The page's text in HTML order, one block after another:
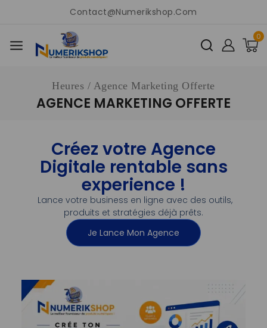
Contact@numerikshop.com
0
Heures / Agence Marketing Offerte
AGENCE MARKETING OFFERTE
Créez votre Agence
Digitale rentable sans
experience !
Lance votre business en ligne avec des outils,
produits et stratégies déjà prêts.
Je Lance Mon Agence